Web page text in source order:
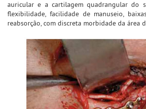
auricular e a cartilagem quadrangular do
flexibilidade, facilidade de manuseio,
reabsorção, com discreta morbidade da área